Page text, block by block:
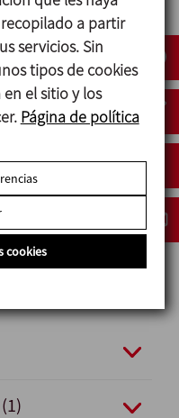
a partir
servicios. Sin
tipos de cookies
el sitio y los
Página de política
cookies